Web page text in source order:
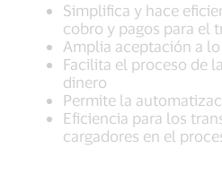
Simplifica y hace
cobro y pagos para el
Amplia aceptación a
Facilita el proceso de
dinero
Permite la
Eficiencia para los
cargadores en el